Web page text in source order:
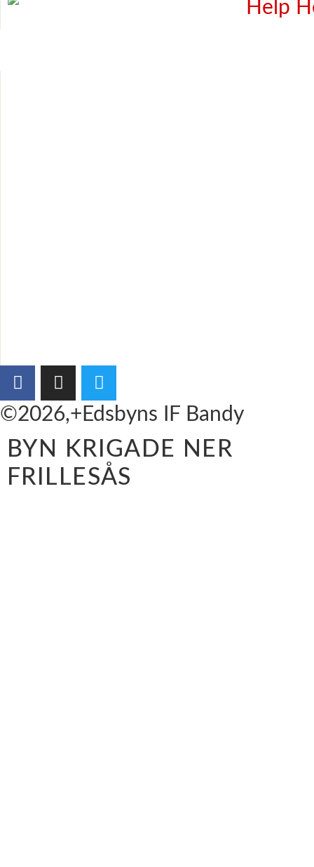
©2026,+Edsbyns IF Bandy
BYN KRIGADE NER
FRILLESÅS